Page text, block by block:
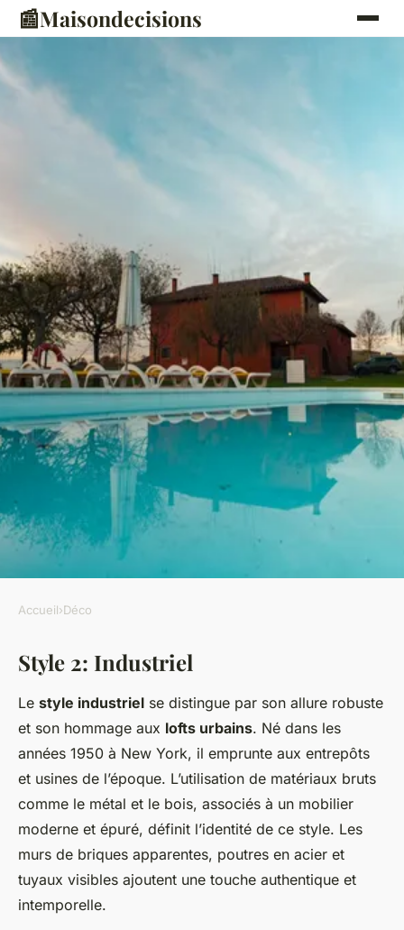
📰Maisondecisions
Top 10 des styles de meubles
de salon en 2022
Nicolas •15 mars 2025• 11 min de lecture
Accueil›Déco
Style 2: Industriel
Le style industriel se distingue par son allure robuste
et son hommage aux lofts urbains. Né dans les
années 1950 à New York, il emprunte aux entrepôts
et usines de l’époque. L’utilisation de matériaux bruts
comme le métal et le bois, associés à un mobilier
moderne et épuré, définit l’identité de ce style. Les
murs de briques apparentes, poutres en acier et
tuyaux visibles ajoutent une touche authentique et
intemporelle.